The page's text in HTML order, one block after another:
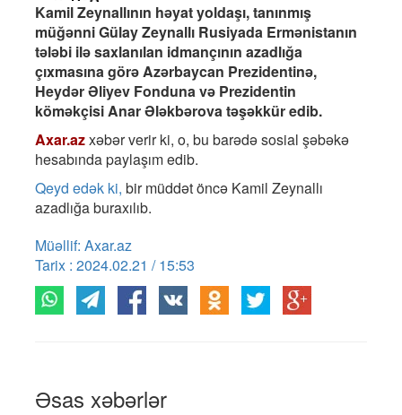
Kamil Zeynallının həyat yoldaşı, tanınmış
müğənni Gülay Zeynallı Rusiyada Ermənistanın
tələbi ilə saxlanılan idmançının azadlığa
çıxmasına görə Azərbaycan Prezidentinə,
Heydər Əliyev Fonduna və Prezidentin
köməkçisi Anar Ələkbərova təşəkkür edib.
Axar.azxəbər verir ki, o, bu barədə sosial şəbəkə
hesabında paylaşım edib.
Qeyd edək ki, bir müddət öncə Kamil Zeynallı
azadlığa buraxılıb.
Müəllif: Axar.az
Tarix : 2024.02.21 / 15:53
Əsas xəbərlər